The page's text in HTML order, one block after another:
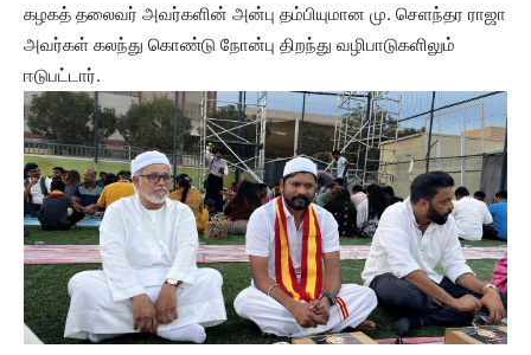
கழகத் தலைவர் அவர்களின் அன்பு தம்பியுமான மு. செளந்தர ராஜா
அவர்கள் கலந்து கொண்டு நோன்பு திறந்து வழிபாடுகளிலும்
ஈடுபட்டார்.